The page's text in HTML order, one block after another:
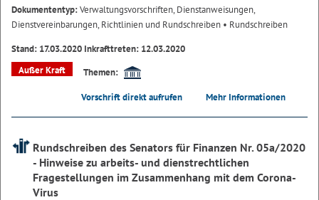
Dokumententyp:Verwaltungsvorschriften, Dienstanweisungen,
Dienstvereinbarungen, Richtlinien und Rundschreiben • Rundschreiben
Stand: 17.03.2020 Inkrafttreten: 12.03.2020
Außer Kraft
Themen:
Vorschrift direkt aufrufen Mehr Informationen
Rundschreiben des Senators für Finanzen Nr. 05a/2020
- Hinweise zu arbeits- und dienstrechtlichen
Fragestellungen im Zusammenhang mit dem Corona-
Virus